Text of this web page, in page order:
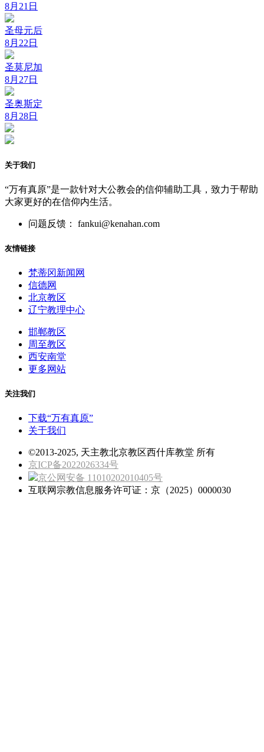
8月21日
圣母元后
8月22日
圣莫尼加
8月27日
圣奥斯定
8月28日
关于我们
“万有真原”是一款针对大公教会的信仰辅助工具，致力于帮助
大家更好的在信仰内生活。
问题反馈： fankui@kenahan.com
友情链接
梵蒂冈新闻网
信德网
北京教区
辽宁教理中心
邯郸教区
周至教区
西安南堂
更多网站
关注我们
下载“万有真原”
关于我们
©2013-2025, 天主教北京教区西什库教堂 所有
京ICP备2022026334号
京公网安备 11010202010405号
互联网宗教信息服务许可证：京（2025）0000030